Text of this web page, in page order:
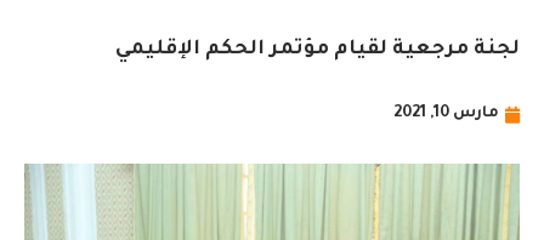
لجنة مرجعية لقيام مؤتمر الحكم الإقليمي
مارس 10, 2021